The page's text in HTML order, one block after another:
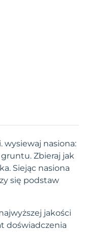
wysiewaj nasiona:
Zbieraj jak
Siejąc nasiona
się podstaw
jakości
doświadczenia